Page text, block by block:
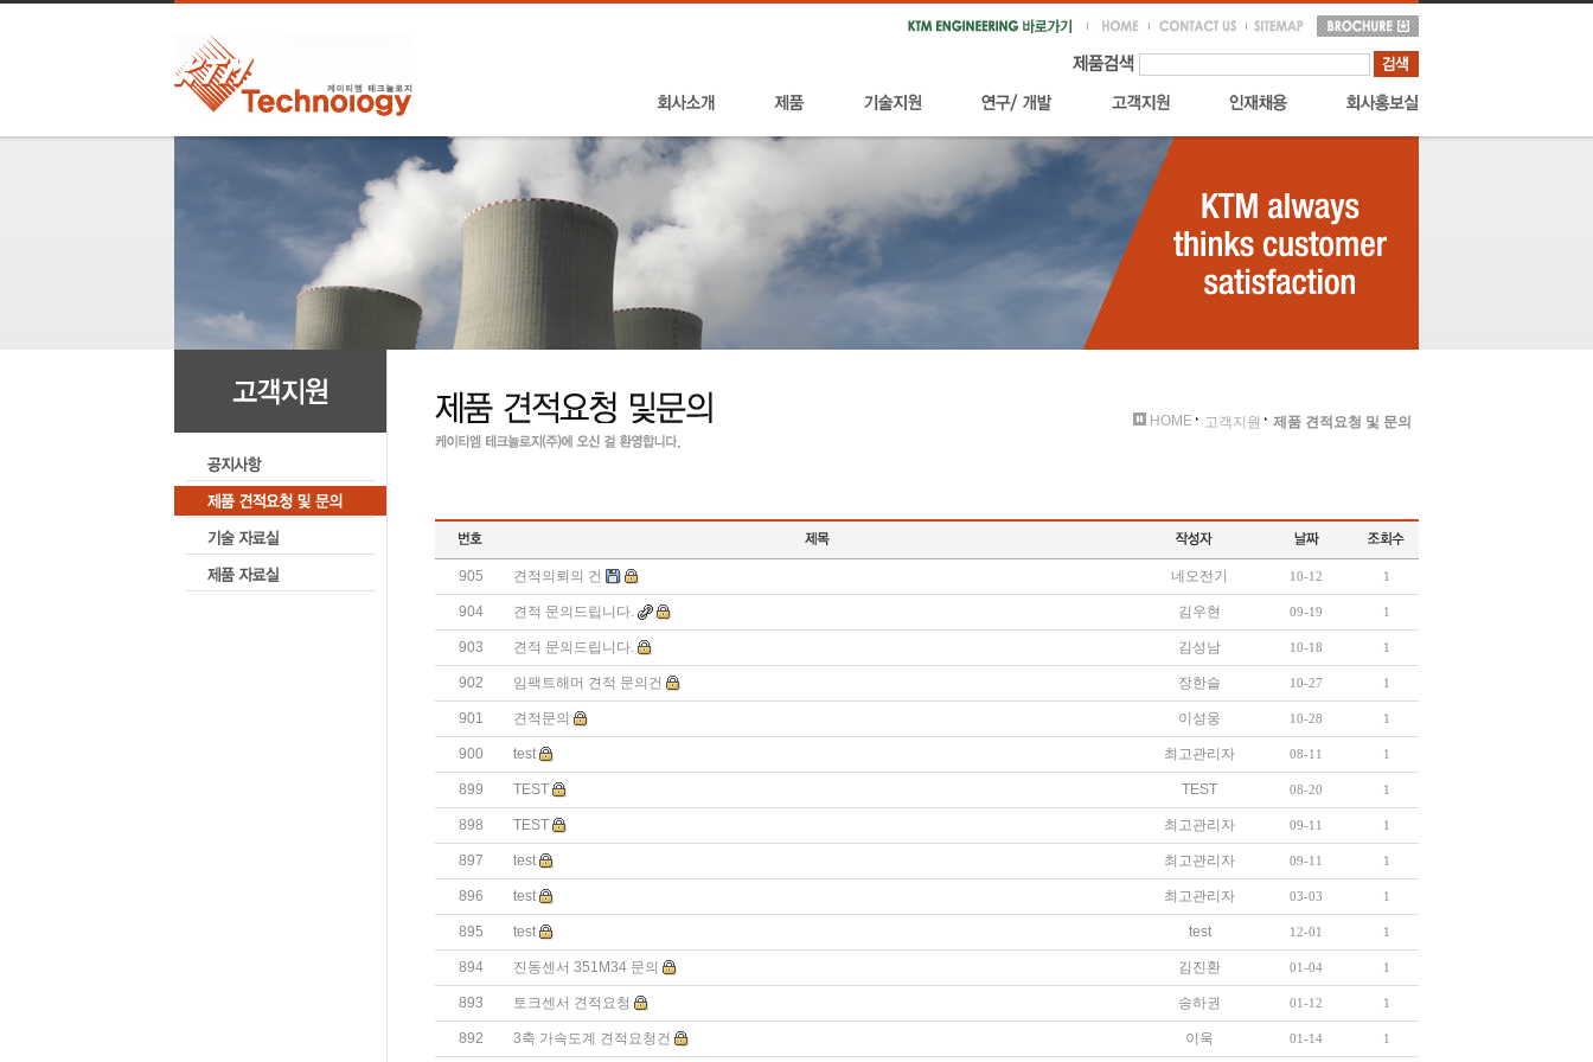
HOME 고객지원 제품 견적요청 및 문의
905 견적의뢰의 건 네오전기 10-12 1
904 견적 문의드립니다. 김우현 09-19 1
903 견적 문의드립니다. 김성남 10-18 1
902 임팩트해머 견적 문의건 장한슬 10-27 1
901 견적문의 이성웅 10-28 1
900 test 최고관리자 08-11 1
899 TEST TEST 08-20 1
898 TEST 최고관리자 09-11 1
897 test 최고관리자 09-11 1
896 test 최고관리자 03-03 1
895 test test 12-01 1
894 진동센서 351M34 문의 김진환 01-04 1
893 토크센서 견적요청 송하권 01-12 1
892 3축 가속도계 견적요청건 이욱 01-14 1